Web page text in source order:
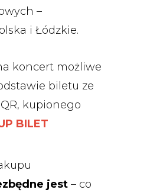
–
i Łódzkie.
koncert możliwe
biletu ze
kupionego
BILET
jest – co